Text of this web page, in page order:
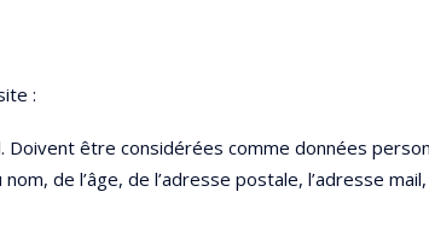
:
être considérées comme données
de l’âge, de l’adresse postale, l’adresse